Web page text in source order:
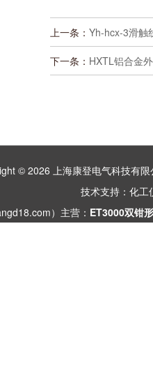
上一条： Yh-hcx-3滑触
下一条： HXTL铝合金
© 2026 上海康登电气科技有
技术支持： 化工
）主营： ET3000双钳